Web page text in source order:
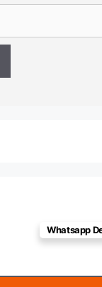
Whatsapp